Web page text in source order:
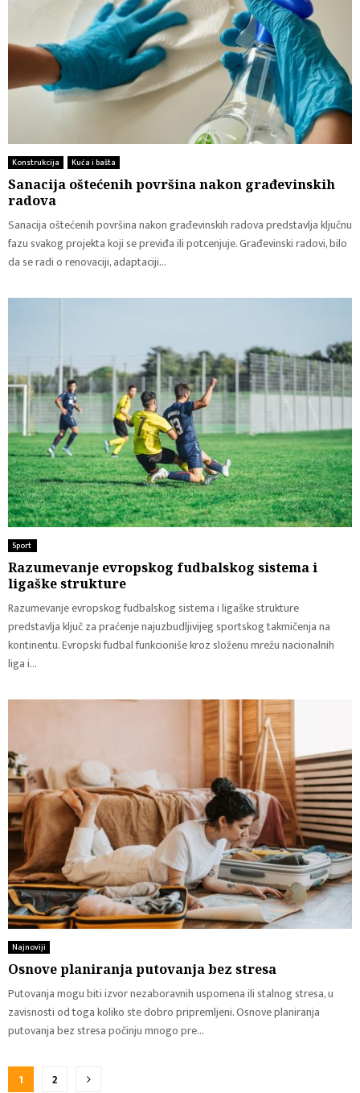
Konstrukcija Kuća i bašta
Sanacija oštećenih površina nakon građevinskih
radova
Sanacija oštećenih površina nakon građevinskih radova predstavlja ključnu
fazu svakog projekta koji se previđa ili potcenjuje. Građevinski radovi, bilo
da se radi o renovaciji, adaptaciji...
Sport ​
Razumevanje evropskog fudbalskog sistema i
ligaške strukture
Razumevanje evropskog fudbalskog sistema i ligaške strukture
predstavlja ključ za praćenje najuzbudljivijeg sportskog takmičenja na
kontinentu. Evropski fudbal funkcioniše kroz složenu mrežu nacionalnih
liga i...
Najnoviji
Osnove planiranja putovanja bez stresa
Putovanja mogu biti izvor nezaboravnih uspomena ili stalnog stresa, u
zavisnosti od toga koliko ste dobro pripremljeni. Osnove planiranja
putovanja bez stresa počinju mnogo pre...
Пагинација
1 2